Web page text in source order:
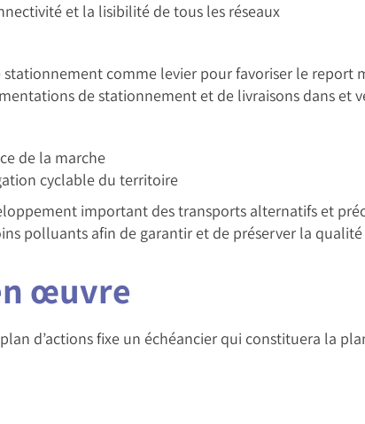
et la lisibilité de tous les réseaux
stationnement comme levier pour favoriser le report
de stationnement et de livraisons dans et
de la marche
cyclable du territoire
important des transports alternatifs et
polluants afin de garantir et de préserver la
œuvre
d’actions fixe un échéancier qui constituera la